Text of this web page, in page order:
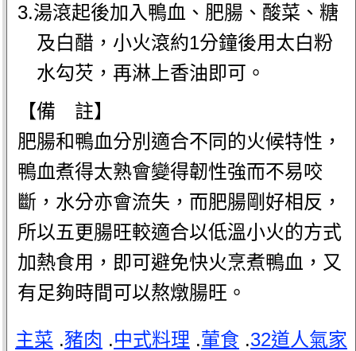
3.湯滾起後加入鴨血、肥腸、酸菜、糖
及白醋，小火滾約1分鐘後用太白粉
水勾芡，再淋上香油即可。
【備 註】
肥腸和鴨血分別適合不同的火候特性，
鴨血煮得太熟會變得韌性強而不易咬
斷，水分亦會流失，而肥腸剛好相反，
所以五更腸旺較適合以低溫小火的方式
加熱食用，即可避免快火烹煮鴨血，又
有足夠時間可以熬燉腸旺。
主菜 .豬肉 .中式料理 .葷食 .32道人氣家